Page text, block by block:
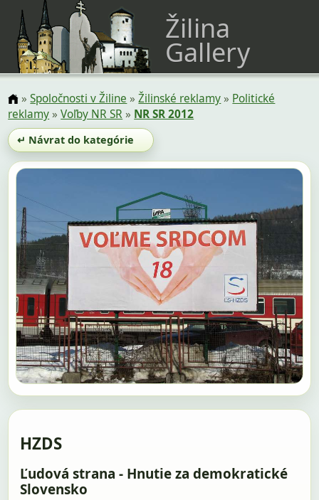
Žilina
Gallery
»Spoločnosti v Žiline »Žilinské reklamy» Politické
reklamy»Voľby NR SR » NR SR 2012
↵ Návrat do kategórie
HZDS
Ľudová strana - Hnutie za demokratické
Slovensko